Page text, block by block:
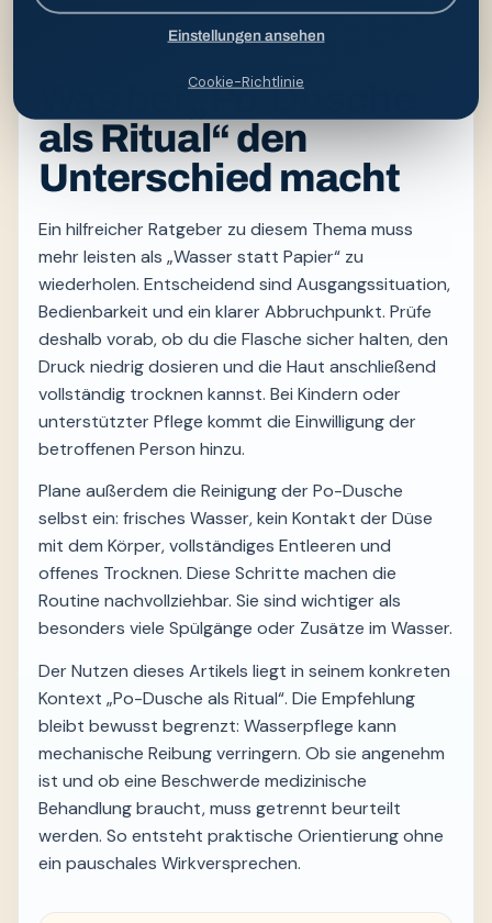
Einstellungen ansehen
Cookie-Richtlinie
Empfehlung aus der reinen Wasseranwendung
Was bei „Po-Dusche
als Ritual“ den
Unterschied macht
Ein hilfreicher Ratgeber zu diesem Thema muss
mehr leisten als „Wasser statt Papier“ zu
wiederholen. Entscheidend sind Ausgangssituation,
Bedienbarkeit und ein klarer Abbruchpunkt. Prüfe
deshalb vorab, ob du die Flasche sicher halten, den
Druck niedrig dosieren und die Haut anschließend
vollständig trocknen kannst. Bei Kindern oder
unterstützter Pflege kommt die Einwilligung der
betroffenen Person hinzu.
Plane außerdem die Reinigung der Po-Dusche
selbst ein: frisches Wasser, kein Kontakt der Düse
mit dem Körper, vollständiges Entleeren und
offenes Trocknen. Diese Schritte machen die
Routine nachvollziehbar. Sie sind wichtiger als
besonders viele Spülgänge oder Zusätze im Wasser.
Der Nutzen dieses Artikels liegt in seinem konkreten
Kontext „Po-Dusche als Ritual“. Die Empfehlung
bleibt bewusst begrenzt: Wasserpflege kann
mechanische Reibung verringern. Ob sie angenehm
ist und ob eine Beschwerde medizinische
Behandlung braucht, muss getrennt beurteilt
werden. So entsteht praktische Orientierung ohne
ein pauschales Wirkversprechen.